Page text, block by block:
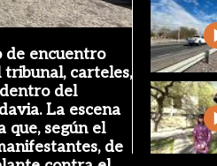
de encuentro
tribunal, carteles,
del
La escena
que, según el
de